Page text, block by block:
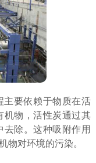
主要依赖于物质在活
机物，活性炭通过其
除。这种吸附作用
物对环境的污染。